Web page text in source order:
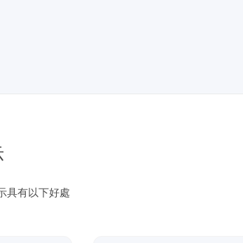
具有以下好處